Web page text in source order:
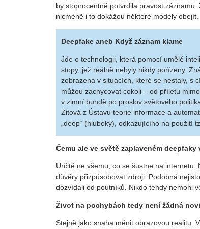
by stoprocentně potvrdila pravost
nicméně i to dokážou některé modely obejít.
Deepfake aneb Když záznam klame
Jde o technologii, která pomocí umělé
stopy, jež reálně nebyly nikdy pořízeny.
zobrazena v situacích, které se nestaly, s
můžou zachycovat cokoli – od příletu
v zimní bundě po proslov světového
Zitová z Ústavu teorie informace a
„deep“ (hluboký), odkazujícího na použití
Čemu ale ve světě zaplaveném deepfaky
Určitě ne všemu, co se šustne na
důvěry přizpůsobovat zdroji. Podobná
dozvídali od poutníků. Nikdo tehdy nemohl
Život na pochybách tedy není žádná
Stejně jako snaha měnit obrazovou realitu.